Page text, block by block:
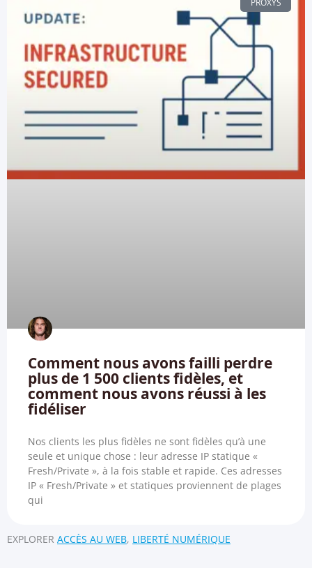
PROXYS
Comment nous avons failli perdre
plus de 1 500 clients fidèles, et
comment nous avons réussi à les
fidéliser
Nos clients les plus fidèles ne sont fidèles qu’à une
seule et unique chose : leur adresse IP statique «
Fresh/Private », à la fois stable et rapide. Ces adresses
IP « Fresh/Private » et statiques proviennent de plages
qui
EXPLORER ACCÈS AU WEB, LIBERTÉ NUMÉRIQUE